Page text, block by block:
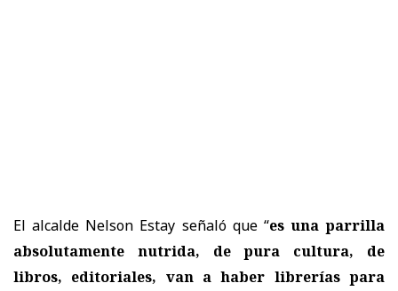
El alcalde Nelson Estay señaló que “es una parrilla
absolutamente nutrida, de pura cultura, de
libros, editoriales, van a haber librerías para